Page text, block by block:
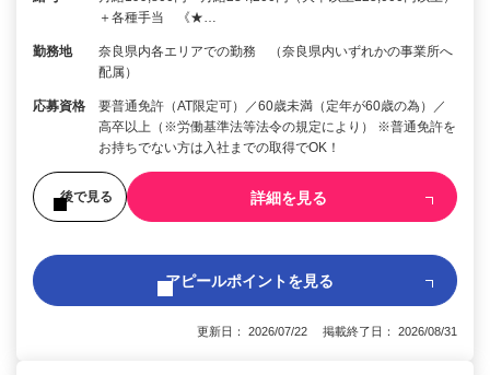
＋各種手当 《★…
勤務地
奈良県内各エリアでの勤務 （奈良県内いずれかの事業所へ
配属）
応募資格
要普通免許（AT限定可）／60歳未満（定年が60歳の為）／
高卒以上（※労働基準法等法令の規定により） ※普通免許を
お持ちでない方は入社までの取得でOK！
後で見る 詳細を見る
アピールポイントを見る
更新日： 2026/07/22 掲載終了日： 2026/08/31